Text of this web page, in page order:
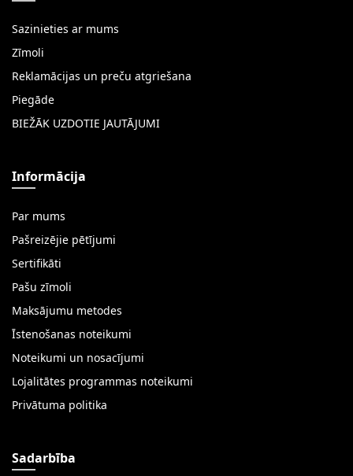
Sazinieties ar mums
Zīmoli
Reklamācijas un preču atgriešana
Piegāde
BIEŽĀK UZDOTIE JAUTĀJUMI
Informācija
Par mums
Pašreizējie pētījumi
Sertifikāti
Pašu zīmoli
Maksājumu metodes
Īstenošanas noteikumi
Noteikumi un nosacījumi
Lojalitātes programmas noteikumi
Privātuma politika
Sadarbība